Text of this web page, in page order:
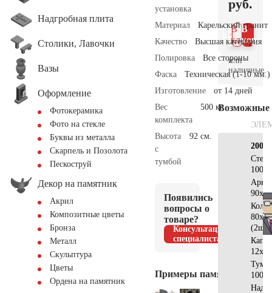
Надгробная плита
Столики, Лавочки
Вазы
Оформление
Фотокерамика
Фото на стекле
Буквы из металла
Скарпель и Позолота
Пескоструй
Декор на памятник
Акрил
Композитные цветы
Бронза
Металл
Скульптура
Цветы
Ордена на памятник
установка
Материал
Карельский гранит
Качество
Высшая категория
Полировка
Все стороны
Фаска
Техническая (1-10 мм.)
Изготовление
от 14 дней
Вес
комплекта
500 кг.
Высота
с
тумбой
92 см.
Появились
вопросы о
товаре?
Консультация
специалиста
Примеры памятников
руб.
В
В 1
клик
или
наличные.
Возможные
(2шт)